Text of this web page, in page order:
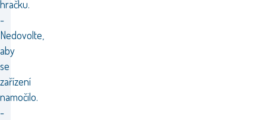
hračku.
-
Nedovolte,
aby
se
zařízení
namočilo.
-